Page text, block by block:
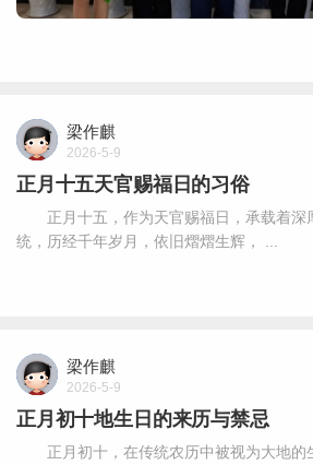
梁作麒
2026-5-9
正月十五天官赐福日的习俗
正月十五，作为天官赐福日，承载着深
统，历经千年岁月，依旧熠熠生辉， ...
梁作麒
2026-5-9
正月初十地生日的来历与禁忌
正月初十，在传统农历中被视为大地的